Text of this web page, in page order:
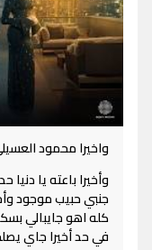
واخيرا محمود
وأخيرا باعته يا
جنبي حبيب موجود
كله اهو جايبالي
في حد أخيرا جاي